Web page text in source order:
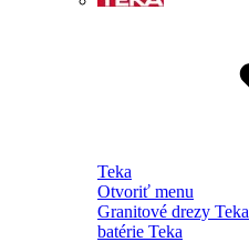
Teka
Otvoriť menu
Granitové drezy Teka
batérie Teka